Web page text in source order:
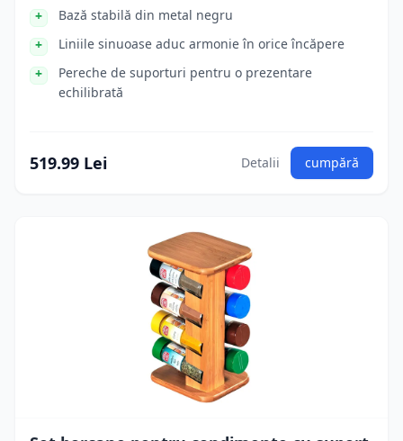
Bază stabilă din metal negru
Liniile sinuoase aduc armonie în orice încăpere
Pereche de suporturi pentru o prezentare
echilibrată
519.99 Lei Detalii cumpără